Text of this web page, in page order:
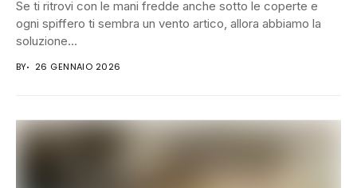
Se ti ritrovi con le mani fredde anche sotto le coperte e
ogni spiffero ti sembra un vento artico, allora abbiamo la
soluzione...
BY 26 GENNAIO 2026